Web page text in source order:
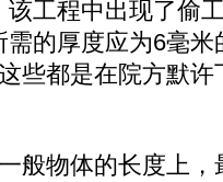
工程中出现了偷
的厚度应为6毫
些都是在院方默
物体的长度上，